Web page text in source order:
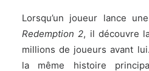
Lorsqu’un joueur lance
Redemption 2, il découvre
millions de joueurs avant
la même histoire